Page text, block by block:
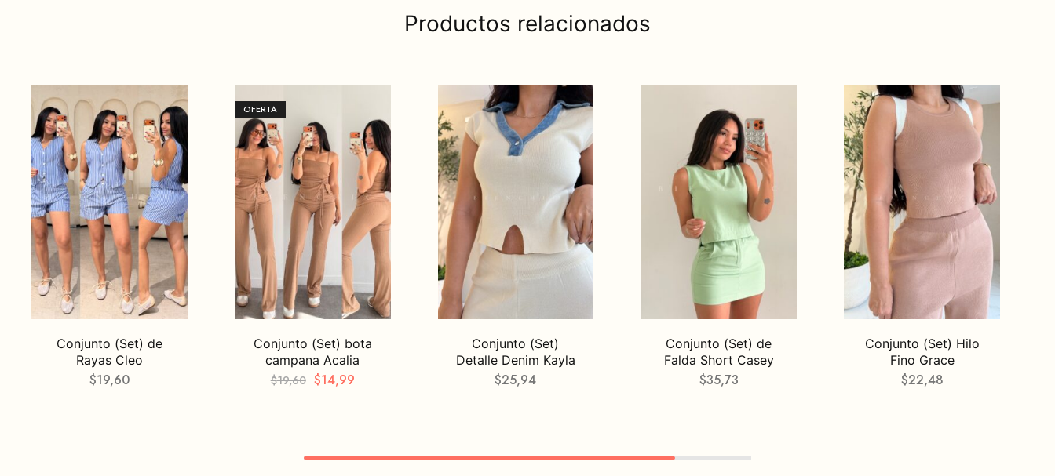
Productos relacionados
Conjunto (Set) de
Rayas Cleo
$19,60
OFERTA
Conjunto (Set) bota
campana Acalia
$19,60 $14,99
Conjunto (Set)
Detalle Denim Kayla
$25,94
Conjunto (Set) de
Falda Short Casey
$35,73
Conjunto (Set) Hilo
Fino Grace
$22,48